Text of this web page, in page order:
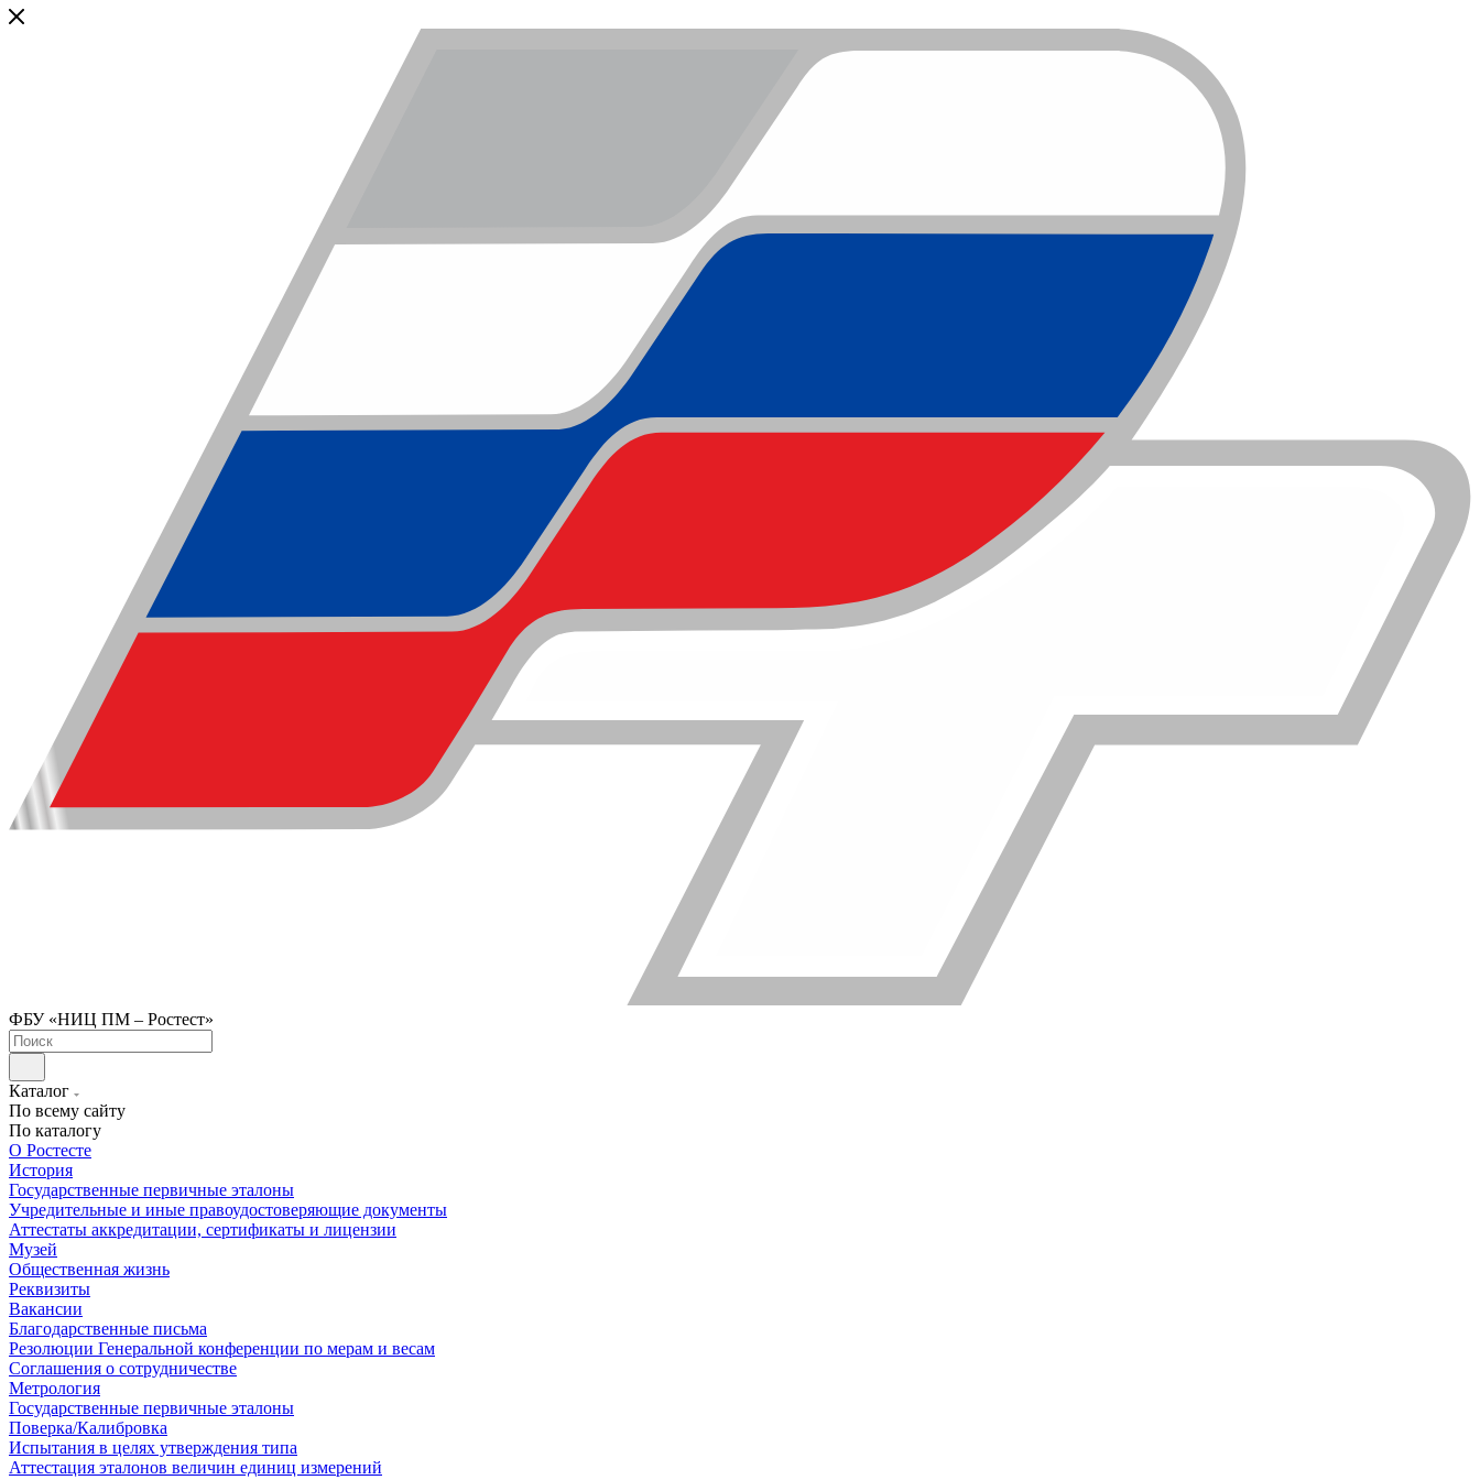
ФБУ «НИЦ ПМ – Ростест»
Каталог
По всему сайту
По каталогу
О Ростесте
История
Государственные первичные эталоны
Учредительные и иные правоудостоверяющие документы
Аттестаты аккредитации, сертификаты и лицензии
Музей
Общественная жизнь
Реквизиты
Вакансии
Благодарственные письма
Резолюции Генеральной конференции по мерам и весам
Соглашения о сотрудничестве
Метрология
Государственные первичные эталоны
Поверка/Калибровка
Испытания в целях утверждения типа
Аттестация эталонов величин единиц измерений